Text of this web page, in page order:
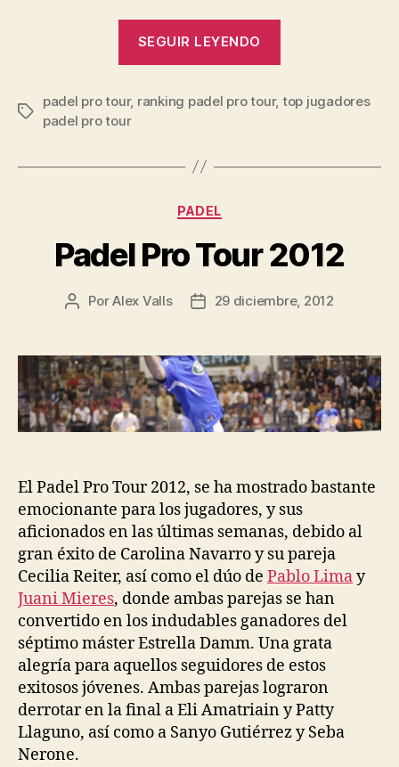
SEGUIR LEYENDO
Pádel
Etiquetas
padel pro tour, ranking padel pro tour, top jugadores
padel pro tour
Categorías
PADEL
Padel Pro Tour 2012
Autor
entrada
PorAlex Valls
Fecha
entrada
29 diciembre, 2012
El Padel Pro Tour 2012, se ha mostrado bastante
emocionante para los jugadores, y sus
aficionados en las últimas semanas, debido al
gran éxito de Carolina Navarro y su pareja
Cecilia Reiter, así como el dúo de Pablo Limay
Juani Mieres, donde ambas parejas se han
convertido en los indudables ganadores del
séptimo máster Estrella Damm. Una grata
alegría para aquellos seguidores de estos
exitosos jóvenes. Ambas parejas lograron
derrotar en la final a Eli Amatriain y Patty
Llaguno, así como a Sanyo Gutiérrez y Seba
Nerone.